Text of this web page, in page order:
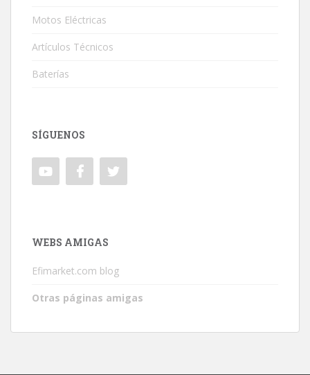
Motos Eléctricas
Artículos Técnicos
Baterías
SÍGUENOS
WEBS AMIGAS
Efimarket.com blog
Otras páginas amigas